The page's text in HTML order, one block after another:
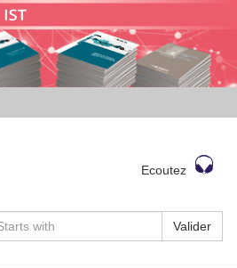
Ecoutez
Valider